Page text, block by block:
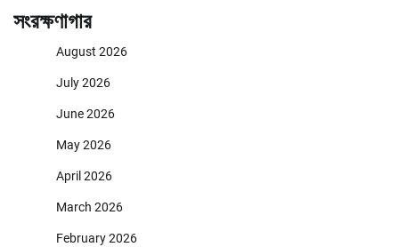
সংরক্ষণাগার
August 2026
July 2026
June 2026
May 2026
April 2026
March 2026
February 2026